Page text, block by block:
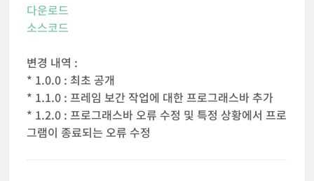
다운로드
소스코드
변경 내역 :
* 1.0.0 : 최초 공개
* 1.1.0 : 프레임 보간 작업에 대한 프로그래스바 추가
* 1.2.0 : 프로그래스바 오류 수정 및 특정 상황에서 프로
그램이 종료되는 오류 수정